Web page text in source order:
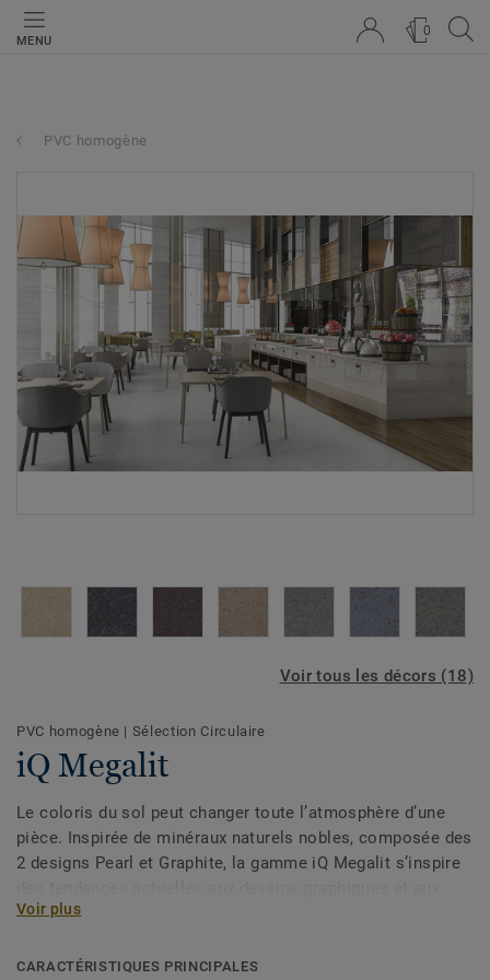
MENU
0
PVC homogène
Voir tous les décors (18)
PVC homogène | Sélection Circulaire
iQ Megalit
Le coloris du sol peut changer toute l’atmosphère d’une
pièce. Inspirée de minéraux naturels nobles, composée des
2 designs Pearl et Graphite, la gamme iQ Megalit s’inspire
couleurs modernes pour un rendu premium. Ses larges
pierre précieuse : elles donnent une profondeur unique au
Voir plus
CARACTÉRISTIQUES PRINCIPALES